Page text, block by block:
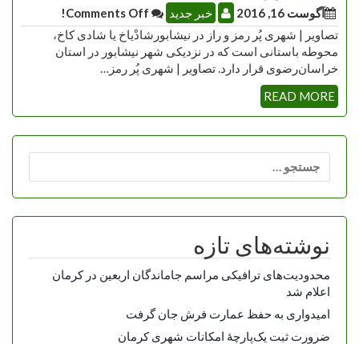
آگوست 16, 2016 خبر جدید
تصاویر | شهری پُر رمز و راز در نیشابورشادْیاخ یا شادی کاخ،
محوطه باستانی است که در نزدیکی شهر نیشابور در استان
خراسان‌رضوی قرار دارد. تصاویر | شهری پُر رمز…
READ MORE
برای:
نوشته‌های تازه
محدودیت‌های ترافیکی مراسم جاماندگان اربعین در کرمان
اعلام شد
امیدواری به حفظ عمارت فرش جان گرفت
ضرورت ثبت یک‌پارچۀ امکانات شهری کرمان